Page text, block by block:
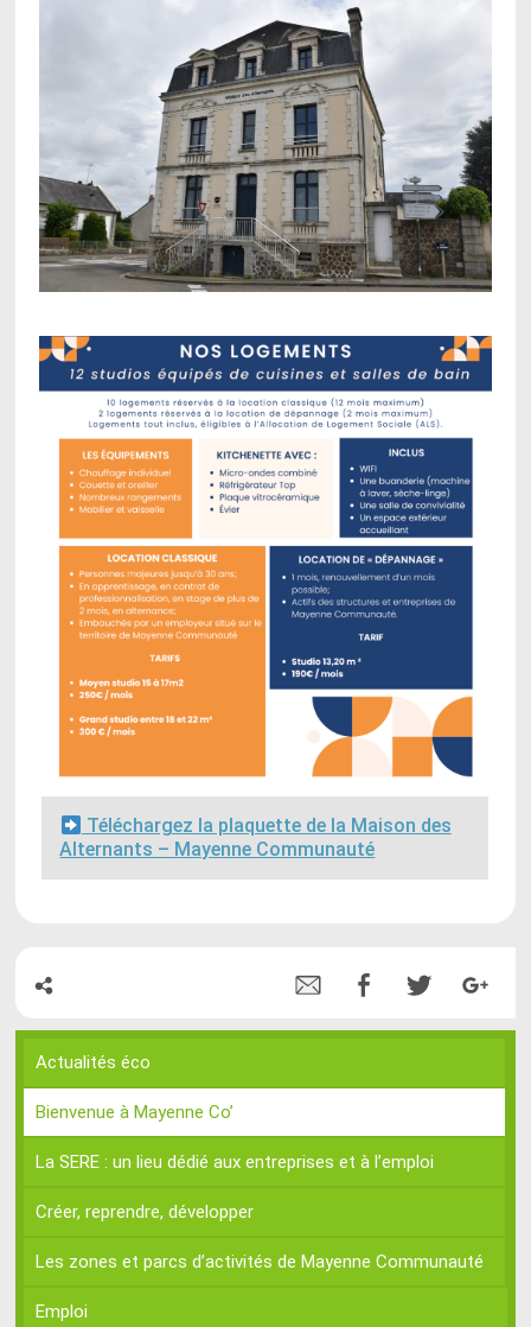
Téléchargez la plaquette de la Maison des
Alternants – Mayenne Communauté
Actualités éco
Bienvenue à Mayenne Co’
La SERE : un lieu dédié aux entreprises et à l’emploi
Créer, reprendre, développer
Les zones et parcs d’activités de Mayenne Communauté
Emploi